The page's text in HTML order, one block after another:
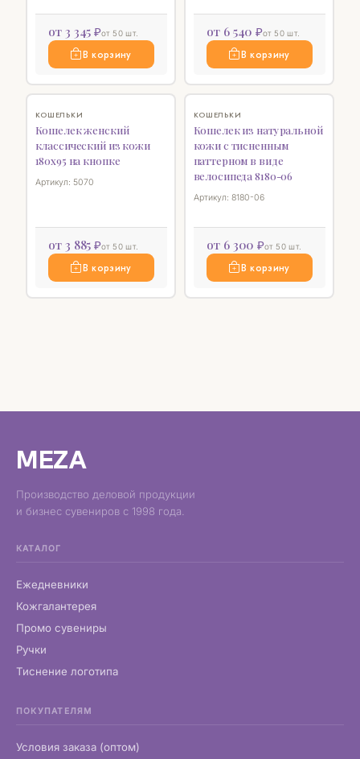
от 3 345 ₽от 50 шт.
В корзину
от 6 540 ₽от 50 шт.
В корзину
КОШЕЛЬКИ
Кошелек женский
классический из кожи
180х95 на кнопке
Артикул: 5070
от 3 885 ₽от 50 шт.
В корзину
КОШЕЛЬКИ
Кошелек из натуральной
кожи с тисненным
паттерном в виде
велосипеда 8180-06
Артикул: 8180-06
от 6 300 ₽от 50 шт.
В корзину
MEZA
Производство деловой продукции
и бизнес сувениров с 1998 года.
КАТАЛОГ
Ежедневники
Кожгалантерея
Промо сувениры
Ручки
Тиснение логотипа
ПОКУПАТЕЛЯМ
Условия заказа (оптом)